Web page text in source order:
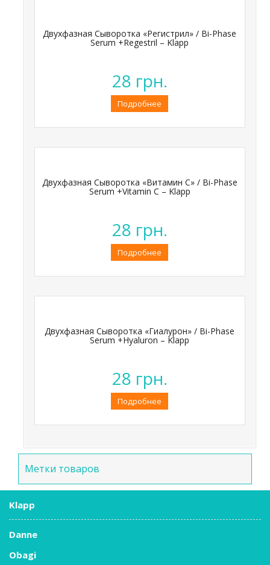
Двухфазная Сыворотка «Регистрил» / Bi-Phase
Serum +Regestril – Klapp
28 грн.
Подробнее
Двухфазная Сыворотка «Витамин С» / Bi-Phase
Serum +Vitamin C – Klapp
28 грн.
Подробнее
Двухфазная Сыворотка «Гиалурон» / Bi-Phase
Serum +Hyaluron – Klapp
28 грн.
Подробнее
Метки товаров
Klapp
Danne
Obagi